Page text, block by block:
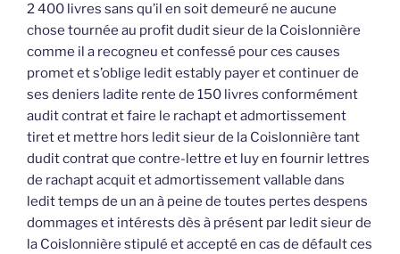
2 400 livres sans qu’il en soit demeuré ne aucune
chose tournée au profit dudit sieur de la Coislonnière
comme il a recogneu et confessé pour ces causes
promet et s’oblige ledit estably payer et continuer de
ses deniers ladite rente de 150 livres conformément
audit contrat et faire le rachapt et admortissement
tiret et mettre hors ledit sieur de la Coislonnière tant
dudit contrat que contre-lettre et luy en fournir lettres
de rachapt acquit et admortissement vallable dans
ledit temps de un an à peine de toutes pertes despens
dommages et intérests dès à présent par ledit sieur de
la Coislonnière stipulé et accepté en cas de défault ces